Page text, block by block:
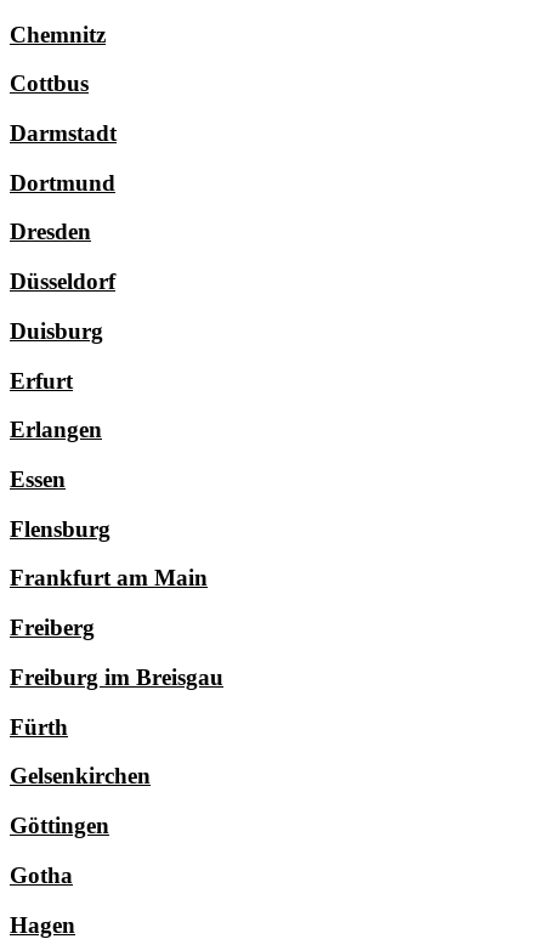
Chemnitz
Cottbus
Darmstadt
Dortmund
Dresden
Düsseldorf
Duisburg
Erfurt
Erlangen
Essen
Flensburg
Frankfurt am Main
Freiberg
Freiburg im Breisgau
Fürth
Gelsenkirchen
Göttingen
Gotha
Hagen